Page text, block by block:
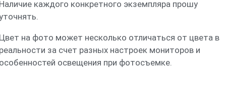
каждого конкретного экземпляра прошу
на фото может несколько отличаться от цвета в
за счет разных настроек мониторов и
освещения при фотосъемке.